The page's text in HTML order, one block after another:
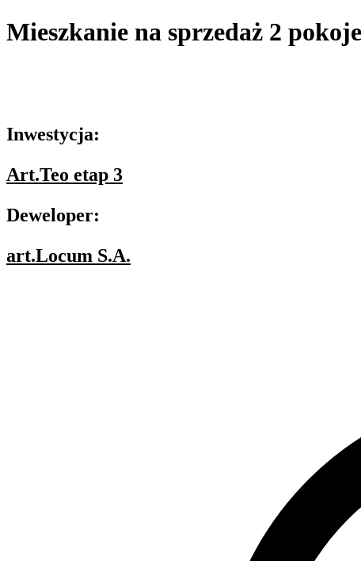
Mieszkanie na sprzedaż 2
Inwestycja:
Art.Teo etap 3
Deweloper:
art.Locum S.A.